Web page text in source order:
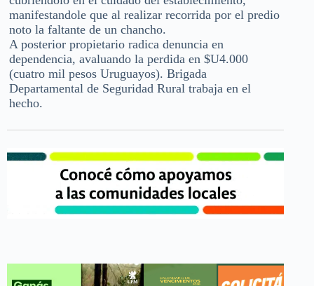
manifestandole que al realizar recorrida por el predio
noto la faltante de un chancho.
A posterior propietario radica denuncia en
dependencia, avaluando la perdida en $U4.000
(cuatro mil pesos Uruguayos). Brigada
Departamental de Seguridad Rural trabaja en el
hecho.